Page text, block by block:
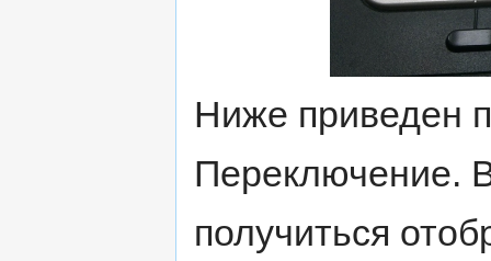
Ниже приведен
Переключение.
получиться